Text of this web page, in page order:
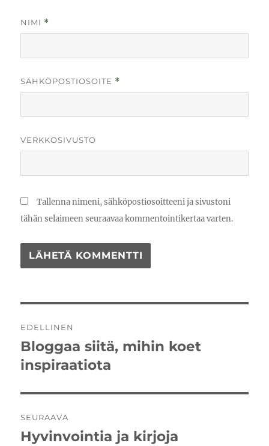
NIMI *
SÄHKÖPOSTIOSOITE *
VERKKOSIVUSTO
Tallenna nimeni, sähköpostiosoitteeni ja sivustoni
tähän selaimeen seuraavaa kommentointikertaa varten.
selaus
EDELLINEN
Edellinen
artikkeli:
Bloggaa siitä, mihin koet
inspiraatiota
SEURAAVA
Seuraava
Hyvinvointia ja kirjoja